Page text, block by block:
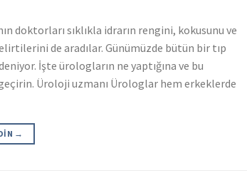
doktorları sıklıkla idrarın rengini, kokusunu ve
de aradılar. Günümüzde bütün bir tıp
İşte ürologların ne yaptığına ve bu
Üroloji uzmanı Ürologlar hem erkeklerde
→